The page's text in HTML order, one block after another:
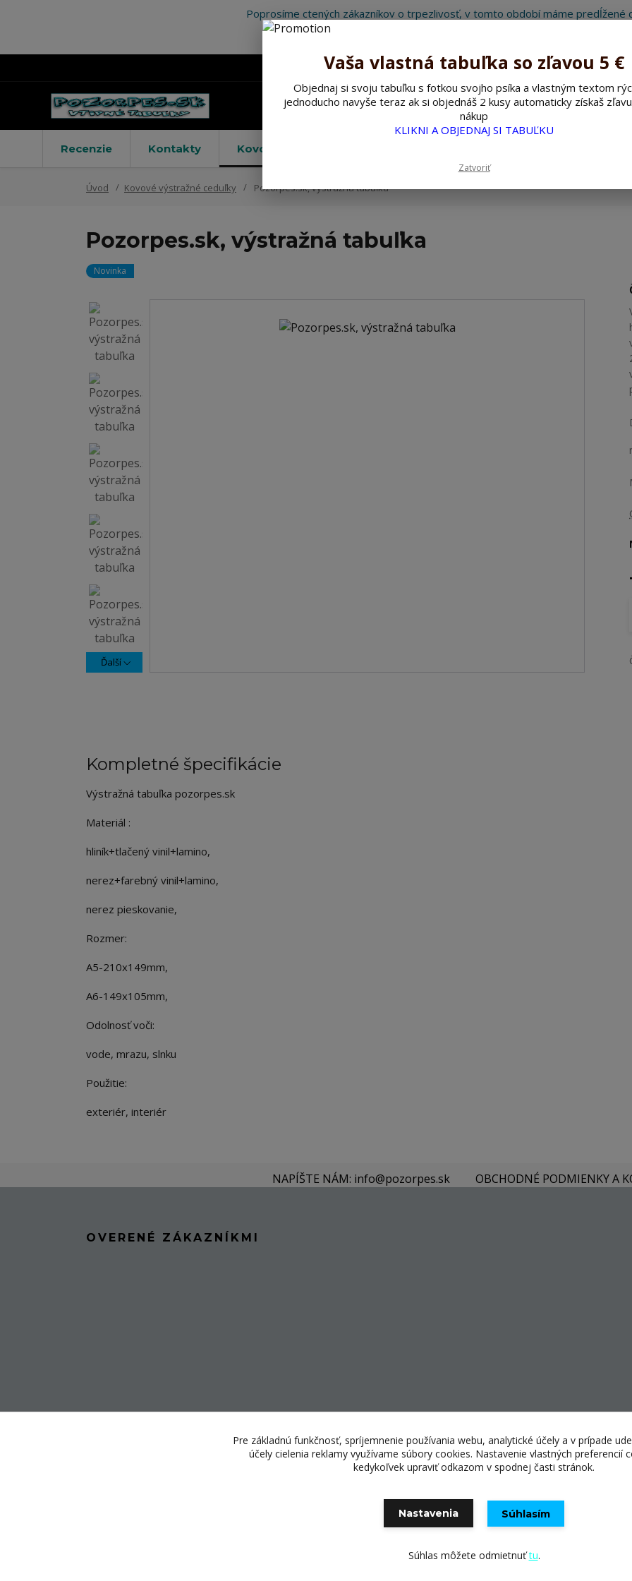
Poprosíme ctených zákazníkov o trpezlivosť, v tomto období máme predĺžené
Hľadať
Recenzie Kontakty Kovové výstražné ceduľky
Úvod Kovové výstražné ceduľky Pozorpes.sk, výstražná tabuľka
Pozorpes.sk, výstražná tabuľka
Novinka
Ďalší
Kompletné špecifikácie
Výstražná tabuľka pozorpes.sk
Materiál :
hliník+tlačený vinil+lamino,
nerez+farebný vinil+lamino,
nerez pieskovanie,
Rozmer:
A5-210x149mm,
A6-149x105mm,
Odolnosť voči:
vode, mrazu, slnku
Použitie:
exteriér, interiér
NAPÍŠTE NÁM: info@pozorpes.sk OBCHODNÉ PODMIENKY A
OVERENÉ ZÁKAZNÍKMI
© Copyright 2025 E-shopping center, s.r.o.
Vytvorené na
Vaša vlastná tabuľka so zľavou 5 €
Objednaj si svoju tabuľku s fotkou svojho psíka a vlastným textom
jednoducho navyše teraz ak si objednáš 2 kusy automaticky získaš
nákup
KLIKNI A OBJEDNAJ SI TABUĽKU
Zatvoriť
Pre základnú funkčnosť, spríjemnenie používania webu, analytické účely a v prípade
účely cielenia reklamy využívame súbory cookies. Nastavenie vlastných preferencií
kedykoľvek upraviť odkazom v spodnej časti stránok.
Nastavenia Súhlasím
Súhlas môžete odmietnuťtu.